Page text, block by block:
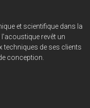
et scientifique dans la
revêt un
techniques de ses clients
conception.